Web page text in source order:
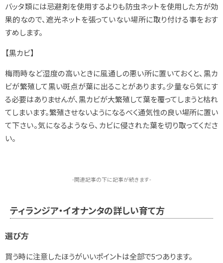
バッタ類には忌避剤を使用するよりも防虫ネットを使用した方が効
果的なので、遮光ネットを張っていない場所に取り付ける事をおす
すめします。
【黒カビ】
梅雨時など湿度の高いときに風通しの悪い所に置いておくと、黒カ
ビが繁殖して黒い斑点が葉に出ることがあります。少量なら気にす
る必要はありませんが、黒カビが大繁殖して葉を覆ってしまうと枯れ
てしまいます。繁殖させないようになるべく通気性の良い場所に置い
て下さい。気になるようなら、カビに侵された葉を切り取ってくださ
い。
-関連記事の下に記事が続きます-
ティランジア・イオナンタの詳しい育て方
選び方
買う時に注意したほうがいいポイントは全部で5つあります。